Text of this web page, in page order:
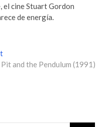
el cine Stuart Gordon
de energía.
N
e and the Pendulum (1991)